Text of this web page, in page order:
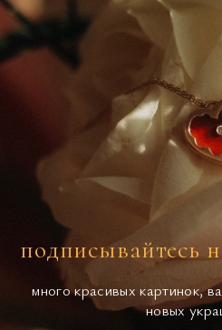
подписывайтесь
много красивых картинок,
новых